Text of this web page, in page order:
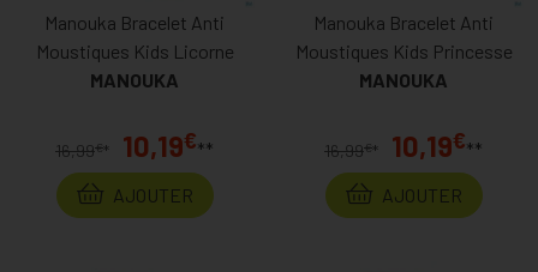
Manouka Bracelet Anti
Moustiques Kids Licorne
MANOUKA
16,99€* 10,19€**
AJOUTER
Manouka Bracelet Anti
Moustiques Kids Princesse
MANOUKA
16,99€* 10,19€**
AJOUTER